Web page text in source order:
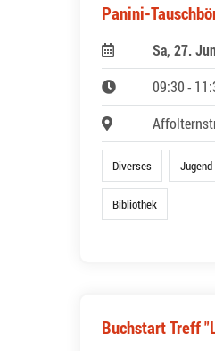
Panini-
Sa, 27.
09:30 -
Diverses Jugend
Bibliothek
Buchstart Treff